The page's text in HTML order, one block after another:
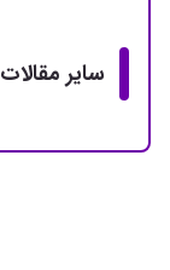
سایر مقالات